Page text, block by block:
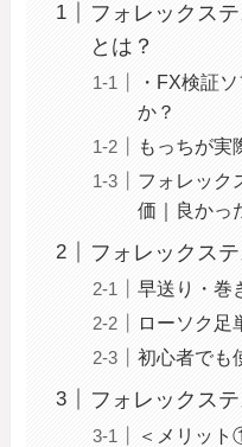
フォレックス
とは？
・FX検証
か？
もっちが実
フォレック
価｜良かっ
フォレックス
早送り・巻
ローソク足
初心者でも
フォレックス
＜メリッ